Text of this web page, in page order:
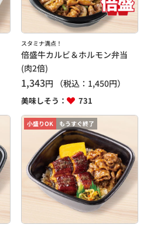
スタミナ満点！
倍盛牛カルビ＆ホルモン弁当
(肉2倍)
1,343円 （税込： 1,450円）
美味しそう： 731
小盛りOK もうすぐ終了